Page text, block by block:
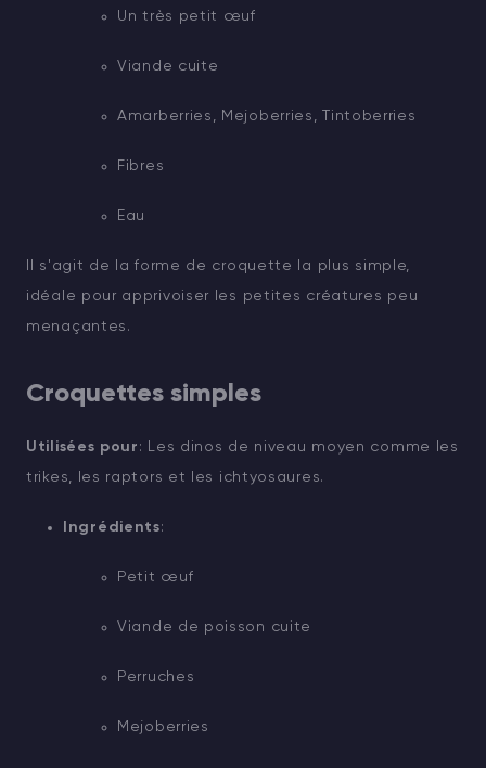
Un très petit œuf
Viande cuite
Amarberries, Mejoberries, Tintoberries
Fibres
Eau
Il s'agit de la forme de croquette la plus simple,
idéale pour apprivoiser les petites créatures peu
menaçantes.
Croquettes simples
Utilisées pour : Les dinos de niveau moyen comme les
trikes, les raptors et les ichtyosaures.
Ingrédients:
Petit œuf
Viande de poisson cuite
Perruches
Mejoberries